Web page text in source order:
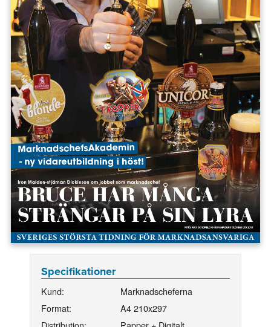
Specifikationer
Kund:
Marknadscheferna
Format:
A4 210x297